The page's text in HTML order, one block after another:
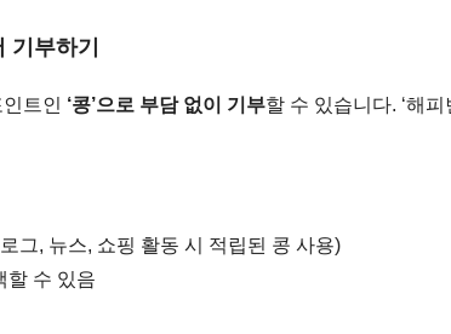
기부하기
트인 ‘콩’으로 부담 없이 기부할 수 있습니다. ‘해
그, 뉴스, 쇼핑 활동 시 적립된 콩 사용)
할 수 있음